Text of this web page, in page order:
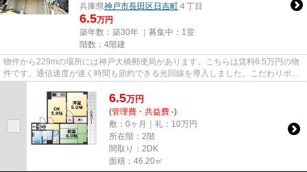
兵庫県神戸市長田区 日吉町 ４丁目
6.5万円
築年数：築30年 ｜募集中： 1室
階数：4階建
物件から229mの場所には神戸大橋郵便局があります。こちらは賃料6.5万円の物
件です。通信速度が速く時間も節約できる光回線を導入しました。こだわりポイ
6.5万円
(管理費・共益費 -)
敷：0ヶ月｜礼：10万円
所在階：2階
間取り：2DK
面積：46.20㎡